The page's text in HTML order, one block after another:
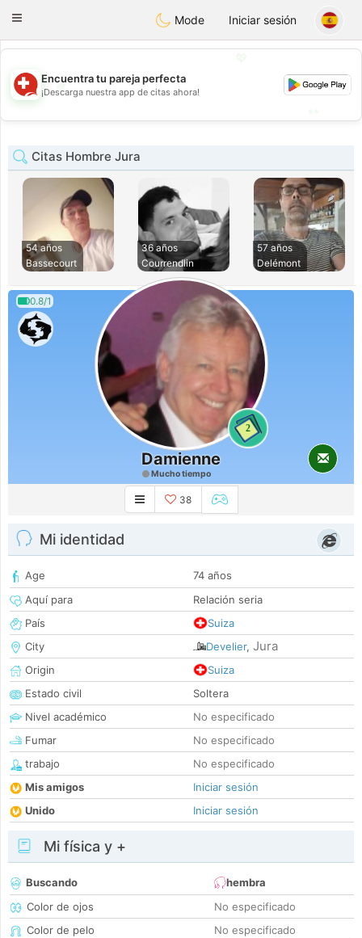
Suissi
Toggle
Mode Iniciar sesión
💖
💕
Encuentra tu pareja perfecta
¡Descarga nuestra app de citas ahora!
Citas Hombre Jura
54 años
Bassecourt
36 años
Courrendlin
57 años
Delémont
0.8/1
2
Damienne
Mucho tiempo
38
Mi identidad
Age
74 años
Aquí para
Relación seria
País
Suiza
City
Develier, Jura
Origin
Suiza
Estado civil
Soltera
Nivel académico
No especificado
Fumar
No especificado
trabajo
No especificado
Mis amigos
Iniciar sesión
Unido
Iniciar sesión
Mi física y +
Buscando
hembra
Color de ojos
No especificado
Color de pelo
No especificado